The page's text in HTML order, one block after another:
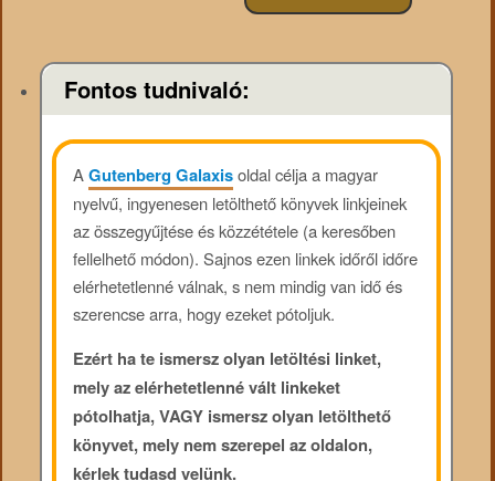
Fontos tudnivaló:
AGutenberg Galaxisoldal célja a magyar
nyelvű, ingyenesen letölthető könyvek linkjeinek
az összegyűjtése és közzététele (a keresőben
fellelhető módon). Sajnos ezen linkek időről időre
elérhetetlenné válnak, s nem mindig van idő és
szerencse arra, hogy ezeket pótoljuk.
Ezért ha te ismersz olyan letöltési linket,
mely az elérhetetlenné vált linkeket
pótolhatja, VAGY ismersz olyan letölthető
könyvet, mely nem szerepel az oldalon,
kérlek tudasd velünk.